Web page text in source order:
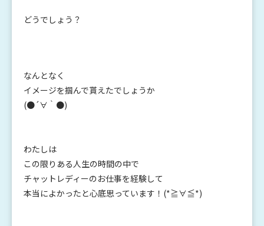
どうでしょう？
なんとなく
イメージを掴んで貰えたでしょうか
(●´∀｀●)
わたしは
この限りある人生の時間の中で
チャットレディーのお仕事を経験して
本当によかったと心底思っています！(*≧∀≦*)